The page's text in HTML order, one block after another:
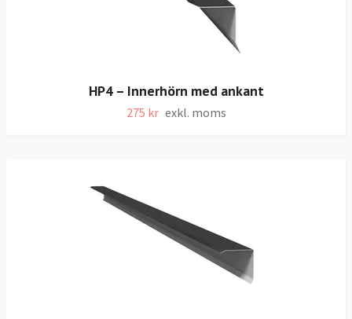
HP4 – Innerhörn med ankant
275 kr exkl. moms